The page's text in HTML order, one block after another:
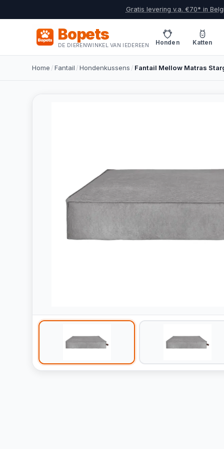
Gratis levering v.a. €70* in
Bopets
DE DIERENWINKEL VAN IEDEREEN Honden Katten
Home /Fantail /Hondenkussens / Fantail Mellow Matras